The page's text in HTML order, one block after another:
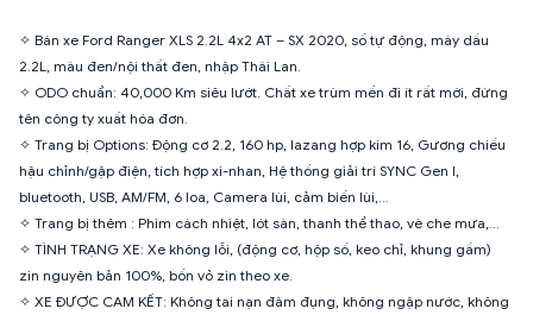
✧ Bán xe Ford Ranger XLS 2.2L 4x2 AT – SX 2020, số tự động, máy dầu
2.2L, màu đen/nội thất đen, nhập Thái Lan.
✧ ODO chuẩn: 40,000 Km siêu lướt. Chất xe trùm mền đi ít rất mới, đứng
tên công ty xuất hóa đơn.
✧ Trang bị Options: Động cơ 2.2, 160 hp, lazang hợp kim 16, Gương chiếu
hậu chỉnh/gập điện, tích hợp xi-nhan, Hệ thống giải trí SYNC Gen I,
bluetooth, USB, AM/FM, 6 loa, Camera lùi, cảm biến lùi,...
✧ Trang bị thêm : Phim cách nhiệt, lót sàn, thanh thể thao, vè che mưa,...
✧ TÌNH TRẠNG XE: Xe không lỗi, (động cơ, hộp số, keo chỉ, khung gầm)
zin nguyên bản 100%, bốn vỏ zin theo xe.
✧ XE ĐƯỢC CAM KẾT: Không tai nạn đâm đụng, không ngập nước, không